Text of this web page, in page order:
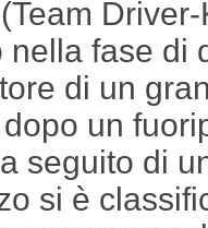
nella fase di
di un
un
seguito di
si è